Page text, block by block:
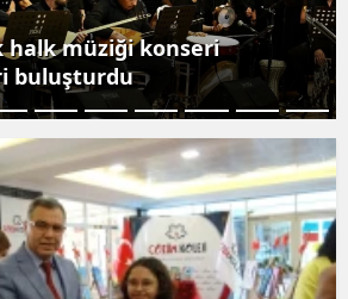
halk müziği konseri
buluşturdu